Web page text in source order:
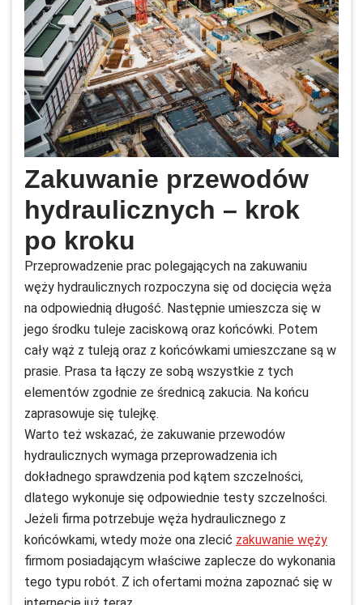
Zakuwanie przewodów
hydraulicznych – krok
po kroku
Przeprowadzenie prac polegających na zakuwaniu
węży hydraulicznych rozpoczyna się od docięcia węża
na odpowiednią długość. Następnie umieszcza się w
jego środku tuleje zaciskową oraz końcówki. Potem
cały wąż z tuleją oraz z końcówkami umieszczane są w
prasie. Prasa ta łączy ze sobą wszystkie z tych
elementów zgodnie ze średnicą zakucia. Na końcu
zaprasowuje się tulejkę.
Warto też wskazać, że zakuwanie przewodów
hydraulicznych wymaga przeprowadzenia ich
dokładnego sprawdzenia pod kątem szczelności,
dlatego wykonuje się odpowiednie testy szczelności.
Jeżeli firma potrzebuje węża hydraulicznego z
końcówkami, wtedy może ona zlecić zakuwanie węży
firmom posiadającym właściwe zaplecze do wykonania
tego typu robót. Z ich ofertami można zapoznać się w